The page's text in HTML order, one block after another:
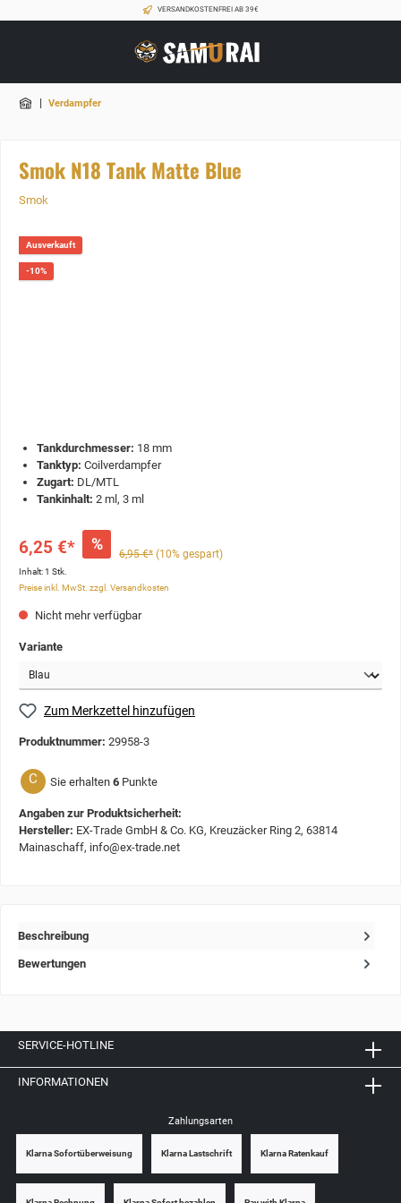
VERSANDKOSTENFREI AB 39€
| Verdampfer
Smok N18 Tank Matte Blue
Smok
Ausverkauft
-10%
Tankdurchmesser: 18 mm
Tanktyp: Coilverdampfer
Zugart: DL/MTL
Tankinhalt: 2 ml, 3 ml
6,25 €* %
6,95 €* (10% gespart)
Inhalt:1 Stk.
Preise inkl. MwSt. zzgl. Versandkosten
Nicht mehr verfügbar
Variante
Zum Merkzettel hinzufügen
Produktnummer: 29958-3
C Sie erhalten 6 Punkte
Angaben zur Produktsicherheit:
Hersteller: EX-Trade GmbH & Co. KG, Kreuzäcker Ring 2, 63814
Mainaschaff, info@ex-trade.net
Beschreibung
Bewertungen
SERVICE-HOTLINE
INFORMATIONEN
Zahlungsarten
Klarna Sofortüberweisung Klarna Lastschrift Klarna Ratenkauf